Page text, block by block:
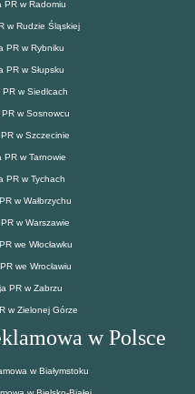
PR w Radomiu
w Rudzie Śląskiej
PR w Rybniku
PR w Słupsku
w Siedlcach
w Sosnowcu
w Szczecinie
PR w Tarnowie
PR w Tychach
w Wałbrzychu
w Warszawie
we Włocławku
we Wrocławiu
PR w Zabrzu
w Zielonej Górze
w Polsce
w Białymstoku